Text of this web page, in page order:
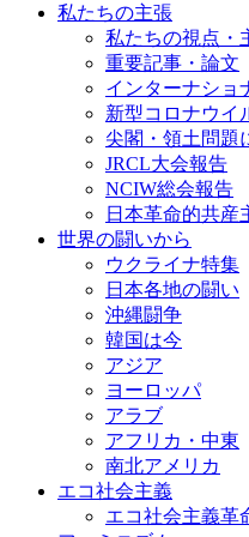
私たちの主張
私たちの視点・
重要記事・論文
インターナショ
新型コロナウイ
尖閣・領土問題
JRCL大会報告
NCIW総会報告
日本革命的共産
世界の闘いから
ウクライナ特集
日本各地の闘い
沖縄闘争
韓国は今
アジア
ヨーロッパ
アラブ
アフリカ・中東
南北アメリカ
エコ社会主義
エコ社会主義革